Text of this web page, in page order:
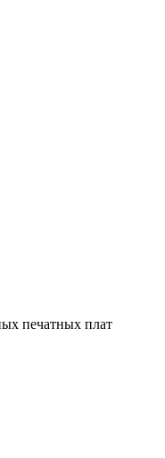
печатных плат